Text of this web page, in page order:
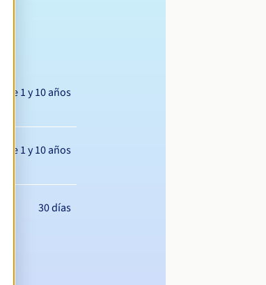
Entre 1 y 10 años
Entre 1 y 10 años
30 días